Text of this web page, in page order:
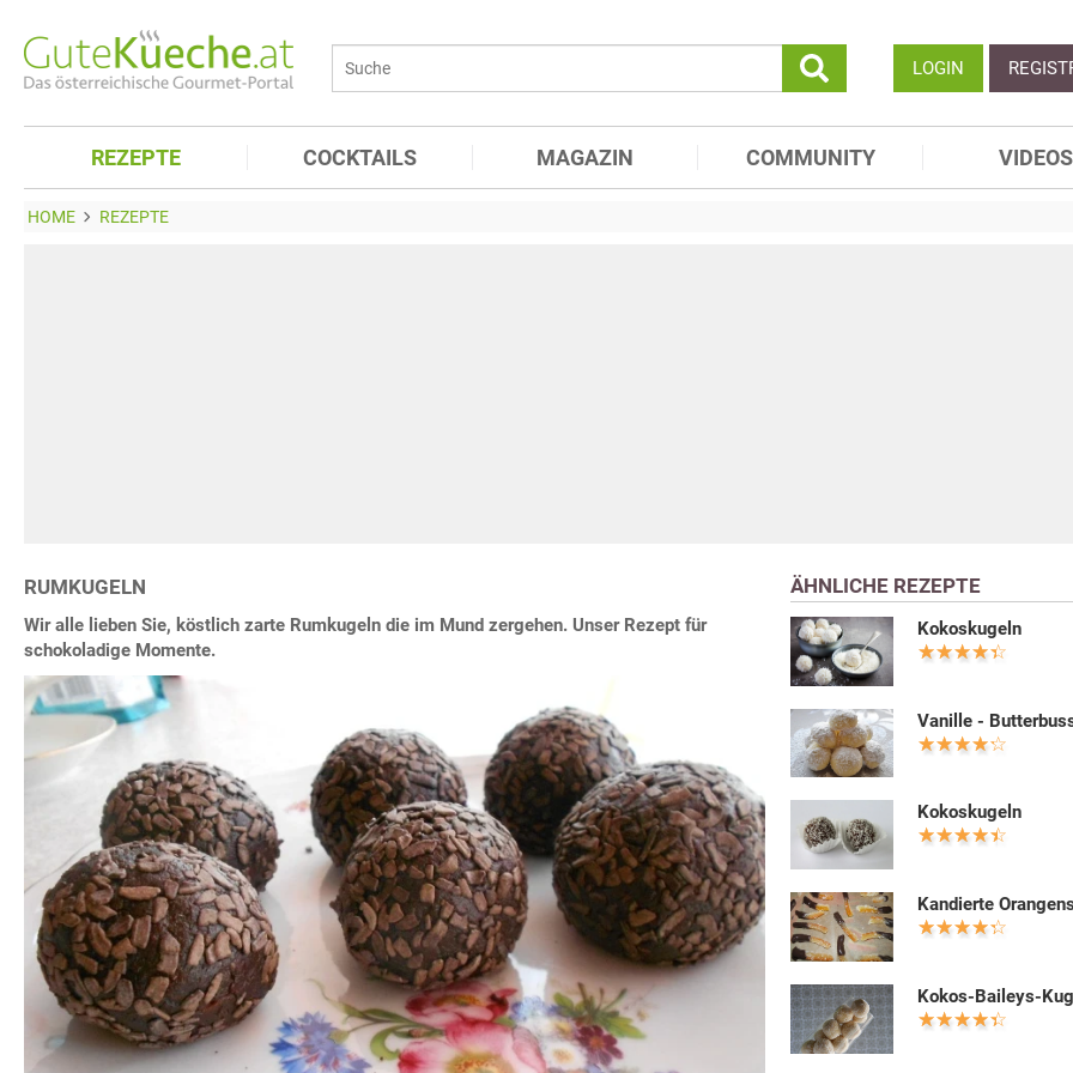
LOGIN
REZEPTE COCKTAILS MAGAZIN COMMUNITY VIDEOS
HOME REZEPTE
RUMKUGELN
Wir alle lieben Sie, köstlich zarte Rumkugeln die im Mund zergehen. Unser Rezept für
schokoladige Momente.
ÄHNLICHE REZEPTE
Kokoskugeln
Vanille -
Kokoskugeln
Kandierte
Kokos-Baileys-